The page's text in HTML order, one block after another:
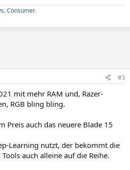
Consumer.
#3
mit mehr RAM und, Razer-
RGB bling bling.
Preis auch das neuere Blade 15
Learning nutzt, der bekommt die
auch alleine auf die Reihe.